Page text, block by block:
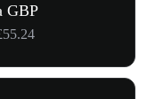
GBP